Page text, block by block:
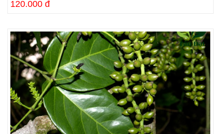
120.000 đ